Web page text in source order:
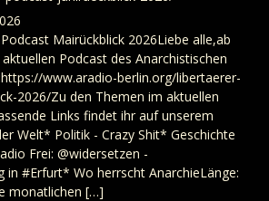
Mairückblick 2026Liebe alle,ab
Podcast des Anarchistischen
www.aradio-berlin.org/libertaerer-
2026/Zu den Themen im aktuellen
Links findet ihr auf unserem
Welt* Politik - Crazy Shit* Geschichte
Frei: @widersetzen -
in #Erfurt* Wo herrscht AnarchieLänge:
monatlichen […]